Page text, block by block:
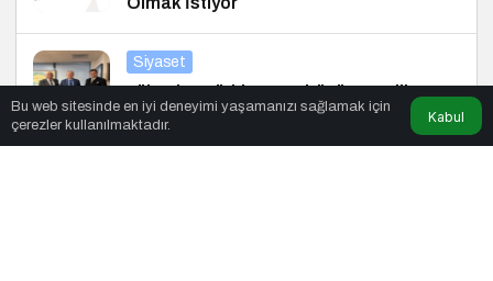
Siyaset
Yükselen Türkiye Enstitüsü ve Erdil
Grup’tan Cihat Yaycı’ya Anlamlı Ziyaret
Bu web sitesinde en iyi deneyimi yaşamanızı sağlamak için
çerezler kullanılmaktadır.
Kabul